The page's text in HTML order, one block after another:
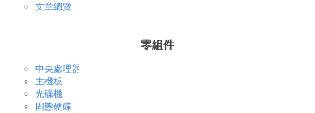
文章總覽
零組件
中央處理器
主機板
光碟機
固態硬碟